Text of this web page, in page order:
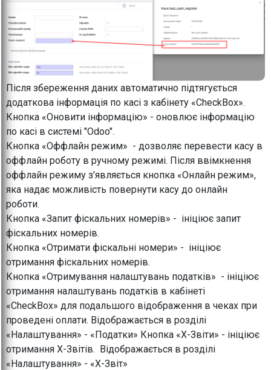
Після збереження даних автоматично підтягується
додаткова інформація по касі з кабінету «CheckBox».
Кнопка «Оновити інформацію» - оновлює інформацію
по касі в системі "Odoo".
Кнопка «Оффлайн режим» - дозволяє перевести касу в
оффлайн роботу в ручному режимі. Після ввімкнення
оффлайн режиму з’являється кнопка «Онлайн режим»,
яка надає можливість повернути касу до онлайн
роботи.
Кнопка «Запит фіскальних номерів» - ініціює запит
фіскальних номерів.
Кнопка «Отримати фіскальні номери» - ініціює
отримання фіскальних номерів.
Кнопка «Отримування налаштувань податків» - ініціює
отримання налаштувань податків в кабінеті
«CheckBox» для подальшого відображення в чеках при
проведені оплати. Відображається в розділі
«Налаштування» - «Податки» Кнопка «Х-Звіти» - ініціює
отримання Х-Звітів. Відображається в розділі
«Налаштування» - «Х-Звіт»